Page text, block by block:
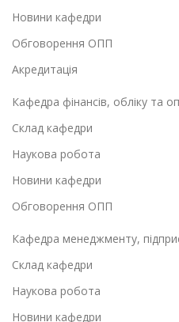
Новини кафедри
Обговорення ОПП
Акредитація
Кафедра фінансів, обліку та
Склад кафедри
Наукова робота
Новини кафедри
Обговорення ОПП
Кафедра менеджменту,
Склад кафедри
Наукова робота
Новини кафедри